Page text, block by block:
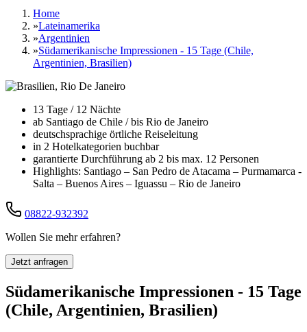
Home
»Lateinamerika
»Argentinien
»Südamerikanische Impressionen - 15 Tage (Chile,
Argentinien, Brasilien)
13 Tage / 12 Nächte
ab Santiago de Chile / bis Rio de Janeiro
deutschsprachige örtliche Reiseleitung
in 2 Hotelkategorien buchbar
garantierte Durchführung ab 2 bis max. 12 Personen
Highlights: Santiago – San Pedro de Atacama – Purmamarca -
Salta – Buenos Aires – Iguassu – Rio de Janeiro
08822-932392
Wollen Sie mehr erfahren?
Jetzt anfragen
Südamerikanische Impressionen - 15 Tage
(Chile, Argentinien, Brasilien)